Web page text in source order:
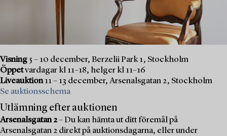
Visning 5 – 10 december, Berzelii Park 1, Stockholm
Öppetvardagar kl 11–18, helger kl 11–16
Liveauktion11 – 13 december, Arsenalsgatan 2, Stockholm
Se auktionsschema
Utlämning efter auktionen
Arsenalsgatan 2– Du kan hämta ut ditt föremål på
Arsenalsgatan 2 direkt på auktionsdagarna, eller under